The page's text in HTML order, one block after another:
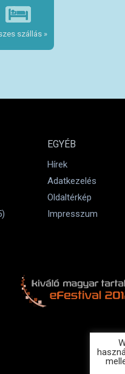
szállás »
EGYÉB
Hírek
Adatkezelés
Oldaltérkép
Impresszum